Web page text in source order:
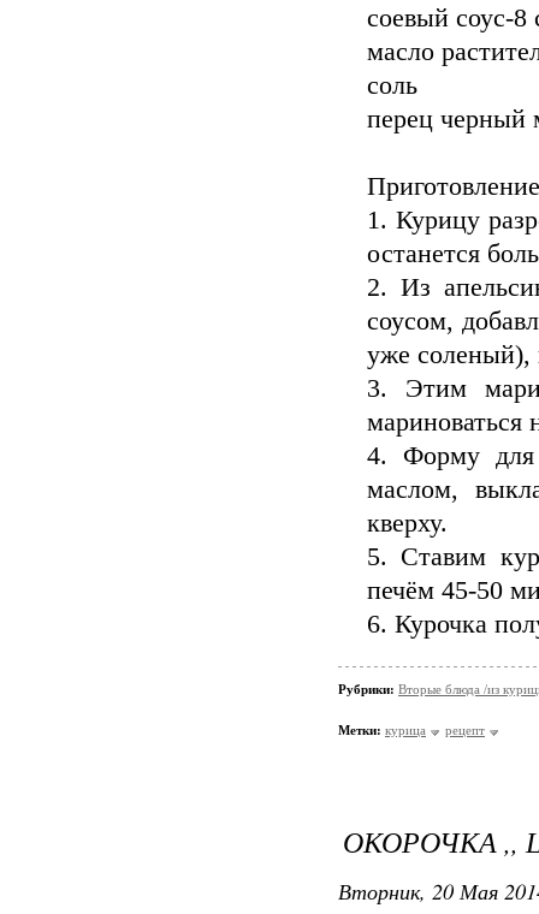
соевый соус-8
масло
соль
перец черный
1. Курицу
останется
2. Из
соусом,
уже соленый),
3. Этим
мариноваться
4. Форму для
маслом,
кверху.
5. Ставим
печём 45-50
6. Курочка
Рубрики: Вторые блюда /из
Метки: курица рецепт
ОКОРОЧКА
Вторник, 20 Мая